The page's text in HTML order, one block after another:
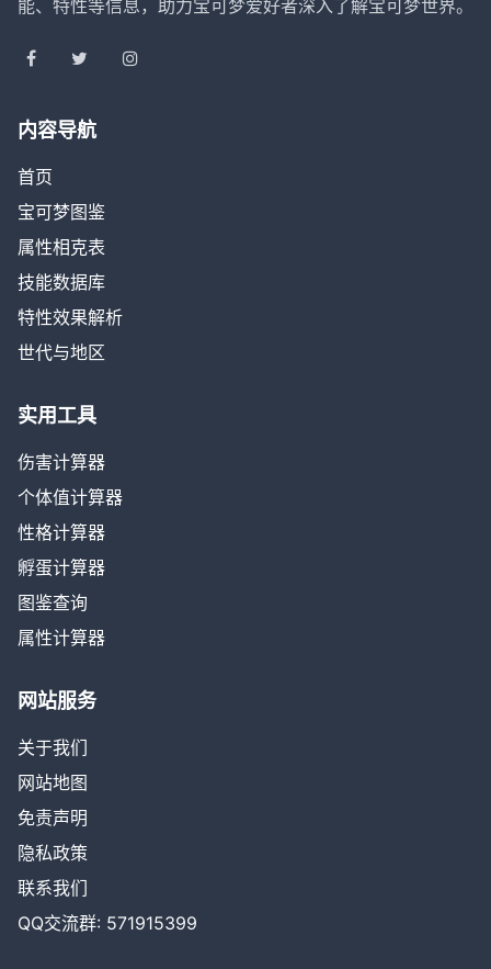
能、特性等信息，助力宝可梦爱好者深入了解宝可梦世界。
内容导航
首页
宝可梦图鉴
属性相克表
技能数据库
特性效果解析
世代与地区
实用工具
伤害计算器
个体值计算器
性格计算器
孵蛋计算器
图鉴查询
属性计算器
网站服务
关于我们
网站地图
免责声明
隐私政策
联系我们
QQ交流群: 571915399